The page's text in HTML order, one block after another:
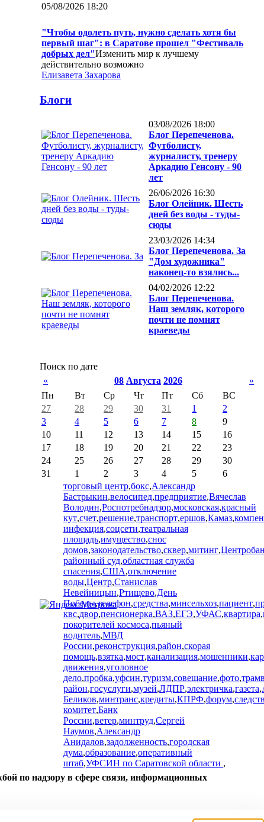
05/08/2026 18:20
"Чтобы одолеть путь, нужно сделать хотя бы
первый шаг": в Саратове прошел "Фестиваль
добрых дел"Изменить мир к лучшему
действительно возможно
Елизавета Захарова
Блоги
03/08/2026 18:00
Блог Перепеченова.
Футболисту,
журналисту, тренеру
Аркадию Генсону - 90
лет
26/06/2026 16:30
Блог Олейник. Шесть
дней без воды - туды-
сюды
23/03/2026 14:34
Блог Перепеченова. За
"Дом художника"
наконец-то взялись...
04/02/2026 12:22
Блог Перепеченова.
Наш земляк, которого
почти не помнят
краеведы
Поиск по дате
«
08 Августа 2026
»
Пн
Вт Ср Чт Пт Сб
ВС
27
28 29 30 31 1
2
3
4 5 6 7 8
9
10
11 12 13 14 15
16
17
18 19 20 21 22
23
24
25 26 27 28 29
30
31
1 2 3 4 5
6
торговый центр,бокс,Александр
Бастрыкин,велосипед,предприятие,Вячеслав
Володин,Роспотребнадзор,московская,красный
кут,счет,решение,транспорт,ершов,Камаз,
инфекция,соцсети,театральная
площадь,имущество,снос
домов,законодательство,сквер,митинг,
районный суд,областная служба
спасения,США,отключение
воды,Центр,Станислав
Невейницын,Ртищево,День
Победы,телефон,средства,минсельхоз,пациент,
квс,двор,пенсионерка,ВАЗ,ЕГЭ,УФАС,квартира,
покорителей космоса,пьяный
водитель,МВД
России,реконструкция,район,скорая
помощь,взятка,мост,канализация,мошенники,
движения,уголовное
дело,пробка,уфсин,туризм,совещание,фото,
район,госуслуги,музей,ЛДПР,электричка,газета,
Беликов,минтранс,кредиты,КПРФ,форум,
комитет,Банк
России,ветер,минтруд,Сергей
Наумов,Александр
Анидалов,задолженность,городская
дума,образование,оперативный
штаб,УФСИН по Саратовской области ,
по надзору в сфере связи, информационных